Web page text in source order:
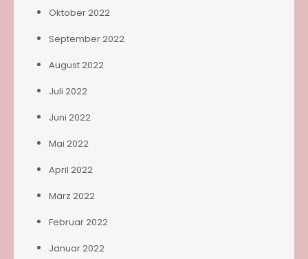
Oktober 2022
September 2022
August 2022
Juli 2022
Juni 2022
Mai 2022
April 2022
März 2022
Februar 2022
Januar 2022